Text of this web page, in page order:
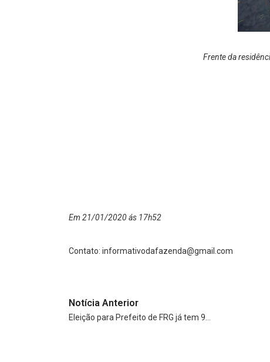
Frente da
Em 21/01/2020 ás 17h52
Contato: informativodafazenda@gmail.com
Notícia Anterior
Eleição para Prefeito de FRG já tem 9…